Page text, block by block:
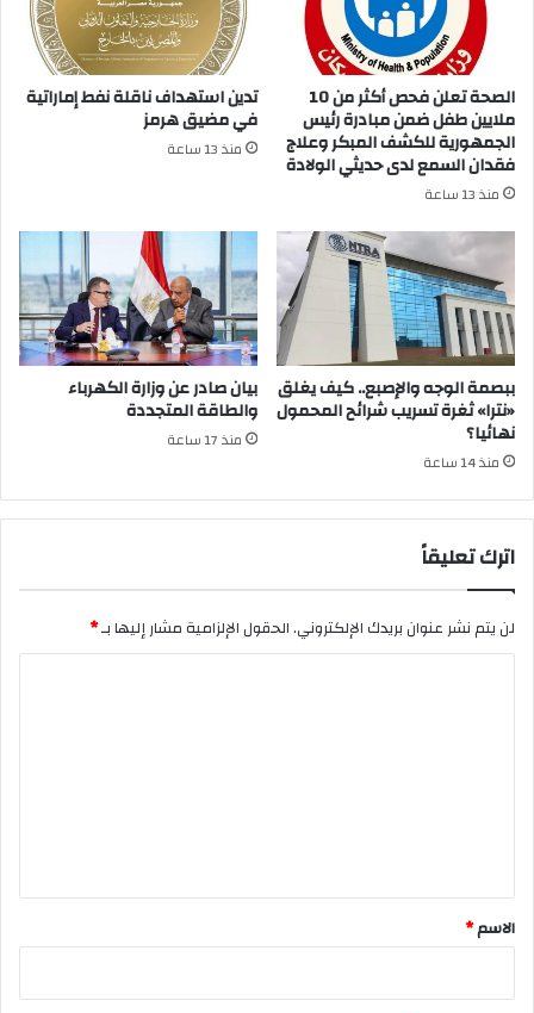
الصحة تعلن فحص أكثر من 10
ملايين طفل ضمن مبادرة رئيس
الجمهورية للكشف المبكر وعلاج
فقدان السمع لدى حديثي الولادة
منذ 13 ساعة
تدين استهداف ناقلة نفط إماراتية
في مضيق هرمز
منذ 13 ساعة
ببصمة الوجه والإصبع.. كيف يغلق
«نترا» ثغرة تسريب شرائح المحمول
نهائيا؟
منذ 14 ساعة
بيان صادر عن وزارة الكهرباء
والطاقة المتجددة
منذ 17 ساعة
اترك تعليقاً
لن يتم نشر عنوان بريدك الإلكتروني.الحقول الإلزامية مشار إليها بـ*
*
الاسم*